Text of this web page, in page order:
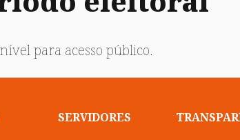
para acesso público.
SERVIDORES